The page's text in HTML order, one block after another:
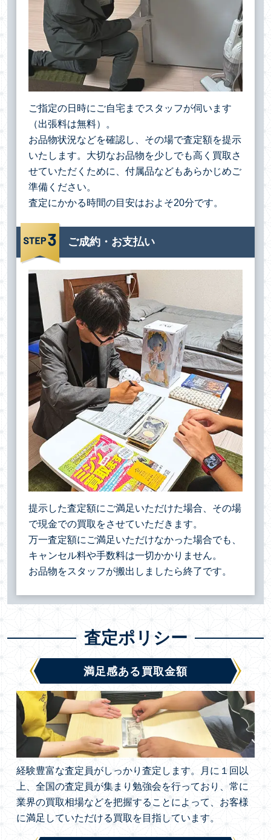
ご指定の日時にご自宅までスタッフが伺います
（出張料は無料）。
お品物状況などを確認し、その場で査定額を提示
いたします。大切なお品物を少しでも高く買取さ
せていただくために、付属品などもあらかじめご
準備ください。
査定にかかる時間の目安はおよそ20分です。
ご成約・お支払い
提示した査定額にご満足いただけた場合、その場
で現金での買取をさせていただきます。
万一査定額にご満足いただけなかった場合でも、
キャンセル料や手数料は一切かかりません。
お品物をスタッフが搬出しましたら終了です。
査定ポリシー
満足感ある買取金額
経験豊富な査定員がしっかり査定します。月に１回以
上、全国の査定員が集まり勉強会を行っており、常に
業界の買取相場などを把握することによって、お客様
に満足していただける買取を目指しています。